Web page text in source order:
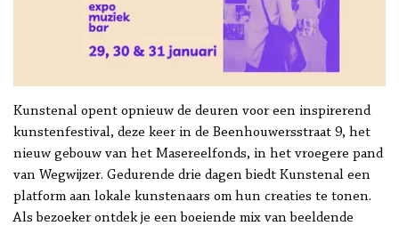
Kunstenal opent opnieuw de deuren voor een inspirerend
kunstenfestival, deze keer in de Beenhouwersstraat 9, het
nieuw gebouw van het Masereelfonds, in het vroegere pand
van Wegwijzer. Gedurende drie dagen biedt Kunstenal een
platform aan lokale kunstenaars om hun creaties te tonen.
Als bezoeker ontdek je een boeiende mix van beeldende